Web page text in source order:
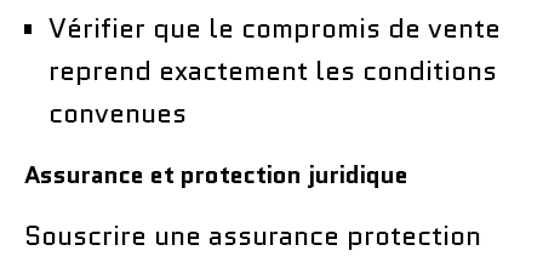
Vérifier que le compromis de vente
reprend exactement les conditions
convenues
Assurance et protection juridique
Souscrire une assurance protection